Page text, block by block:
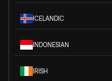
ICELANDIC
INDONESIAN
IRISH